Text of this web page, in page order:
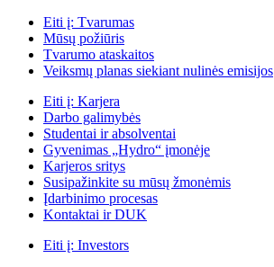
Eiti į: Tvarumas
Mūsų požiūris
Tvarumo ataskaitos
Veiksmų planas siekiant nulinės emisijos
Eiti į: Karjera
Darbo galimybės
Studentai ir absolventai
Gyvenimas „Hydro“ įmonėje
Karjeros sritys
Susipažinkite su mūsų žmonėmis
Įdarbinimo procesas
Kontaktai ir DUK
Eiti į: Investors